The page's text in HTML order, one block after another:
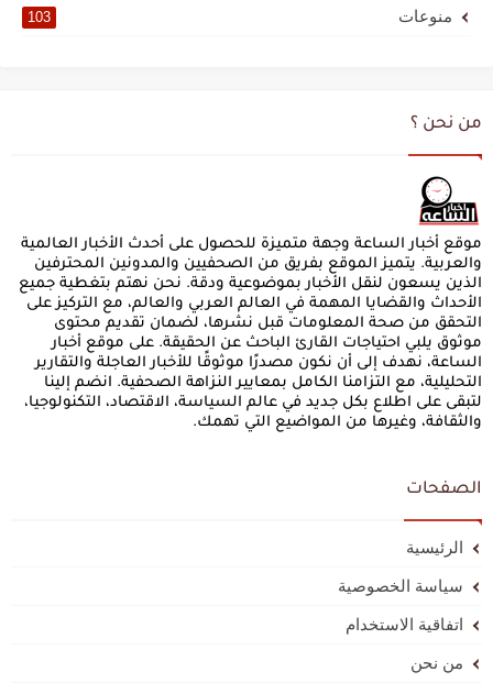
منوعات 103
من نحن ؟
موقع أخبار الساعة وجهة متميزة للحصول على أحدث الأخبار العالمية
والعربية. يتميز الموقع بفريق من الصحفيين والمدونين المحترفين
الذين يسعون لنقل الأخبار بموضوعية ودقة. نحن نهتم بتغطية جميع
الأحداث والقضايا المهمة في العالم العربي والعالم، مع التركيز على
التحقق من صحة المعلومات قبل نشرها، لضمان تقديم محتوى
موثوق يلبي احتياجات القارئ الباحث عن الحقيقة. على موقع أخبار
الساعة، نهدف إلى أن نكون مصدرًا موثوقًا للأخبار العاجلة والتقارير
التحليلية، مع التزامنا الكامل بمعايير النزاهة الصحفية. انضم إلينا
لتبقى على اطلاع بكل جديد في عالم السياسة، الاقتصاد، التكنولوجيا،
والثقافة، وغيرها من المواضيع التي تهمك.
الصفحات
الرئيسية
سياسة الخصوصية
اتفاقية الاستخدام
من نحن